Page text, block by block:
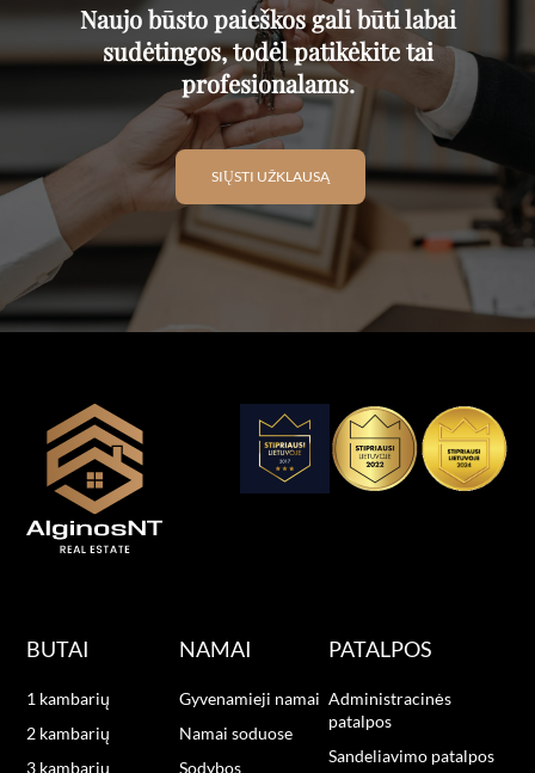
Naujo būsto paieškos gali būti labai
sudėtingos, todėl patikėkite tai
profesionalams.
SIŲSTI UŽKLAUSĄ
BUTAI
1 kambarių
2 kambarių
3 kambarių
NAMAI
Gyvenamieji namai
Namai soduose
Sodybos
PATALPOS
Administracinės
patalpos
Sandeliavimo patalpos